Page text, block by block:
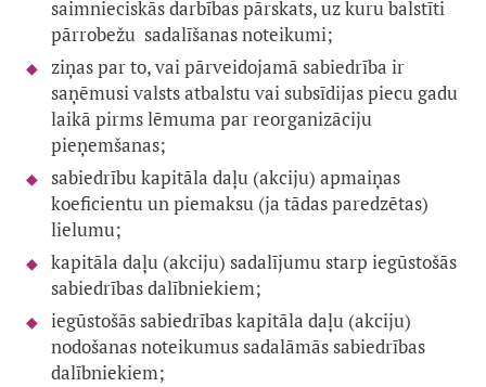
saimnieciskās darbības pārskats, uz kuru balstīti
pārrobežu sadalīšanas noteikumi;
ziņas par to, vai pārveidojamā sabiedrība ir
saņēmusi valsts atbalstu vai subsīdijas piecu gadu
laikā pirms lēmuma par reorganizāciju
pieņemšanas;
sabiedrību kapitāla daļu (akciju) apmaiņas
koeficientu un piemaksu (ja tādas paredzētas)
lielumu;
kapitāla daļu (akciju) sadalījumu starp iegūstošās
sabiedrības dalībniekiem;
iegūstošās sabiedrības kapitāla daļu (akciju)
nodošanas noteikumus sadalāmās sabiedrības
dalībniekiem;